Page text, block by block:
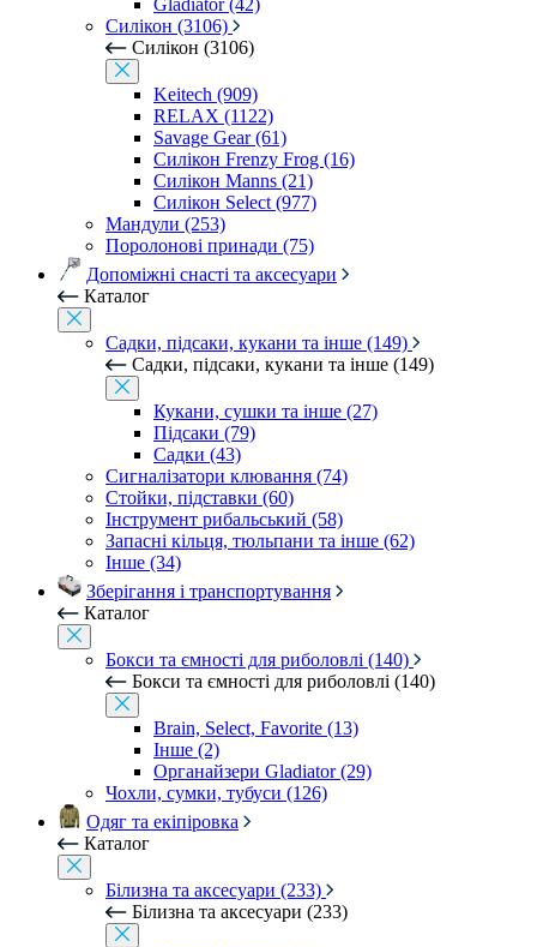
Gladiator (42)
Силікон (3106)
Силікон (3106)
Keitech (909)
RELAX (1122)
Savage Gear (61)
Силікон Frenzy Frog (16)
Силікон Manns (21)
Силікон Select (977)
Мандули (253)
Поролонові принади (75)
Допоміжні снасті та аксесуари
Каталог
Садки, підсаки, кукани та інше (149)
Садки, підсаки, кукани та інше (149)
Кукани, сушки та інше (27)
Підсаки (79)
Садки (43)
Сигналізатори клювання (74)
Стойки, підставки (60)
Інструмент рибальський (58)
Запасні кільця, тюльпани та інше (62)
Інше (34)
Зберігання і транспортування
Каталог
Бокси та ємності для риболовлі (140)
Бокси та ємності для риболовлі (140)
Brain, Select, Favorite (13)
Інше (2)
Органайзери Gladiator (29)
Чохли, сумки, тубуси (126)
Одяг та екіпіровка
Каталог
Білизна та аксесуари (233)
Білизна та аксесуари (233)